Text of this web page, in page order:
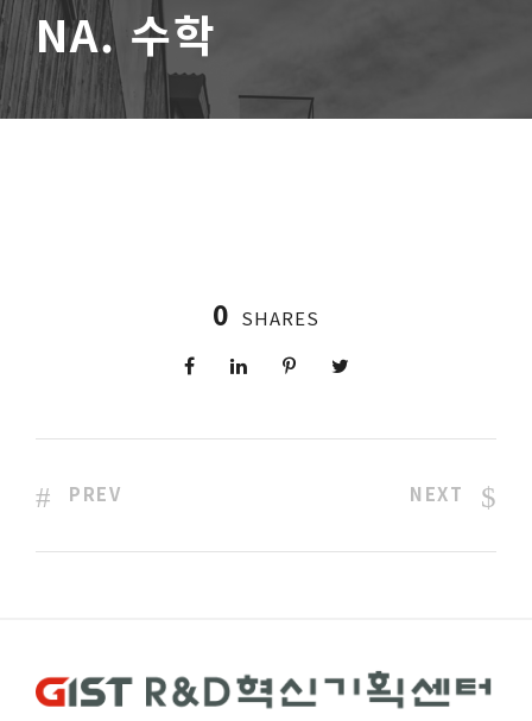
NA. 수학
0 SHARES
PREV NEXT